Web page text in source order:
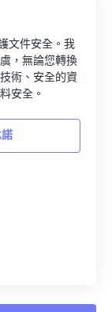
文件安全。我
，無論您轉換
術、安全的資
安全。